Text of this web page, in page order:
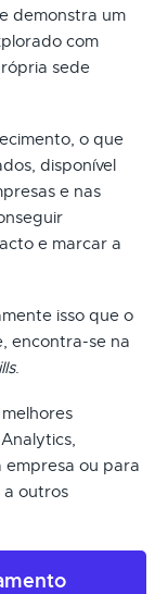
demonstra um
com
sede
o que
disponível
e nas
e marcar a
isso que o
encontra-se na
.
empresa ou para
a outros